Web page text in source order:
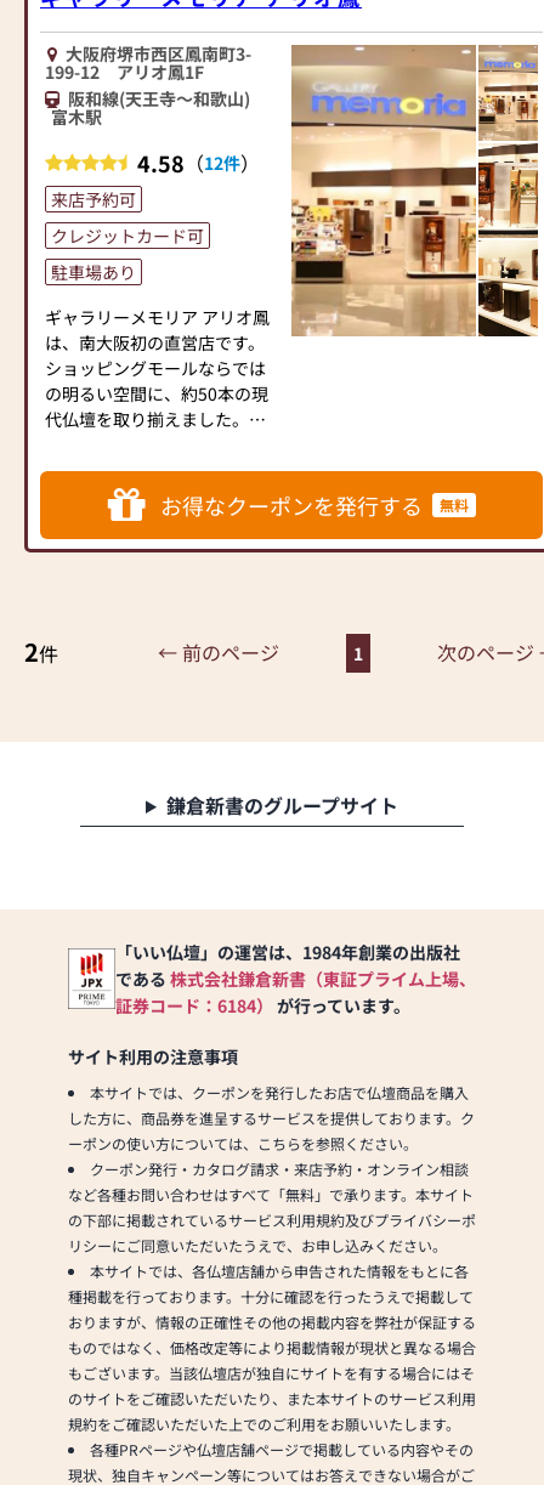
出張修理から、仏壇の修復の
見積り等、素早く対応出来ま
すので気軽にご連絡くださ
い。
専門知識を持った「仏事コー
クター」の資格を持つ優秀な
スタッフも多数おりますの
で、仏事法要の段取りから墓
地案内、図面作成、納骨式ま
で、お墓の文字彫、移設等仏
石 一貫しておりますので、
お気軽にご連絡頂きますよう
宜しくお願い致します。
当店ではコロナ対策として下
す。
①消毒液を設置
②従業員は手洗い・うが
い・マスクを着用
⑤短縮営業等によって営業
大阪府堺市西区鳳南町3-
199-12 アリオ鳳1F
阪和線(天王寺～和歌山)
富木駅
4.58 （12件）
来店予約可
クレジットカード可
駐車場あり
ギャラリーメモリア アリオ鳳
は、南大阪初の直営店です。
ショッピングモールならでは
の明るい空間に、約50本の現
代仏壇を取り揃えました。
和感のないモダンな祈りの空
間をご提案します。
お仏壇の購入が初めての方、
買い替えをご検討中の方、将
フが丁寧にお伺いいたしま
お得なクーポンを発行する 無料
2件 ← 前のページ 1 次のペー
鎌倉新書のグループサイト
「いい仏壇」の運営は、1984年創業の出版社
である 株式会社鎌倉新書（東証プライム上場、
証券コード：6184） が行っています。
サイト利用の注意事項
本サイトでは、クーポンを発行したお店で仏壇商品を購入
した方に、商品券を進呈するサービスを提供しております。ク
ーポンの使い方については、こちらを参照ください。
クーポン発行・カタログ請求・来店予約・オンライン相談
など各種お問い合わせはすべて「無料」で承ります。本サイト
の下部に掲載されているサービス利用規約及びプライバシーポ
リシーにご同意いただいたうえで、お申し込みください。
本サイトでは、各仏壇店舗から申告された情報をもとに各
種掲載を行っております。十分に確認を行ったうえで掲載して
おりますが、情報の正確性その他の掲載内容を弊社が保証する
ものではなく、価格改定等により掲載情報が現状と異なる場合
もございます。当該仏壇店が独自にサイトを有する場合にはそ
のサイトをご確認いただいたり、また本サイトのサービス利用
規約をご確認いただいた上でのご利用をお願いいたします。
各種PRページや仏壇店舗ページで掲載している内容やその
現状、独自キャンペーン等についてはお答えできない場合がご